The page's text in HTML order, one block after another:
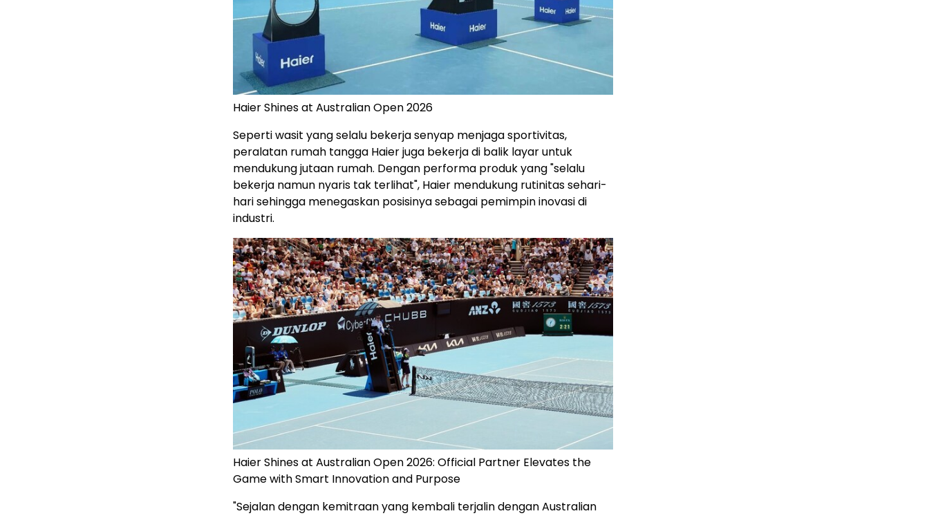
Haier Shines at Australian Open 2026
Seperti wasit yang selalu bekerja senyap menjaga sportivitas,
peralatan rumah tangga Haier juga bekerja di balik layar untuk
mendukung jutaan rumah. Dengan performa produk yang "selalu
bekerja namun nyaris tak terlihat", Haier mendukung rutinitas sehari-
hari sehingga menegaskan posisinya sebagai pemimpin inovasi di
industri.
Haier Shines at Australian Open 2026: Official Partner Elevates the
Game with Smart Innovation and Purpose
"Sejalan dengan kemitraan yang kembali terjalin dengan Australian